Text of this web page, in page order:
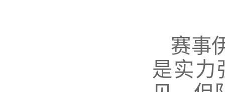
赛事
是实力